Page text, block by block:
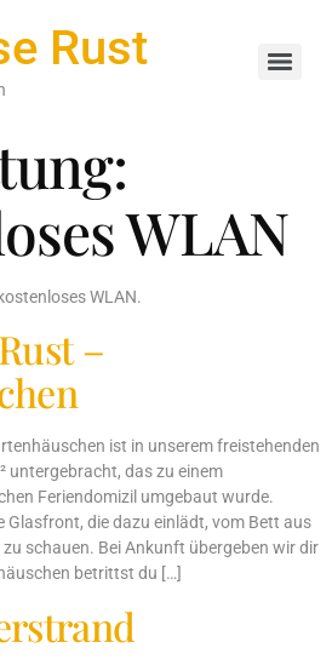
Rust
WLAN
WLAN.
–
ist in unserem freistehenden
untergebracht, das zu einem
Feriendomizil umgebaut wurde.
Glasfront, die dazu einlädt, vom Bett aus
schauen. Bei Ankunft übergeben wir dir
betrittst du […]